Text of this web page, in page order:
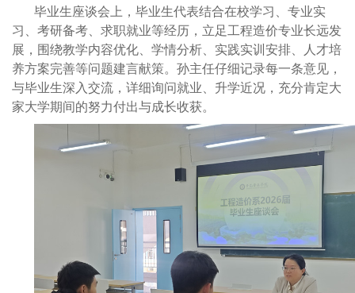
毕业生座谈会上，毕业生代表结合在校学习、专业实
习、考研备考、求职就业等经历，立足工程造价专业长远发
展，围绕教学内容优化、学情分析、实践实训安排、人才培
养方案完善等问题建言献策。孙主任仔细记录每一条意见，
与毕业生深入交流，详细询问就业、升学近况，充分肯定大
家大学期间的努力付出与成长收获。